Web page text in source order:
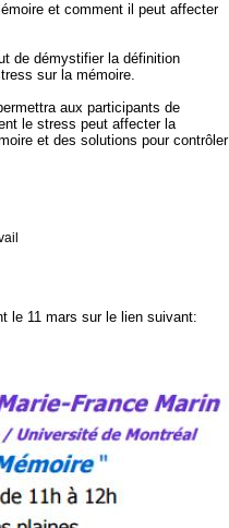
et comment il peut affecter
de démystifier la définition
sur la mémoire.
aux participants de
le stress peut affecter la
et des solutions pour contrôler
le 11 mars sur le lien suivant: